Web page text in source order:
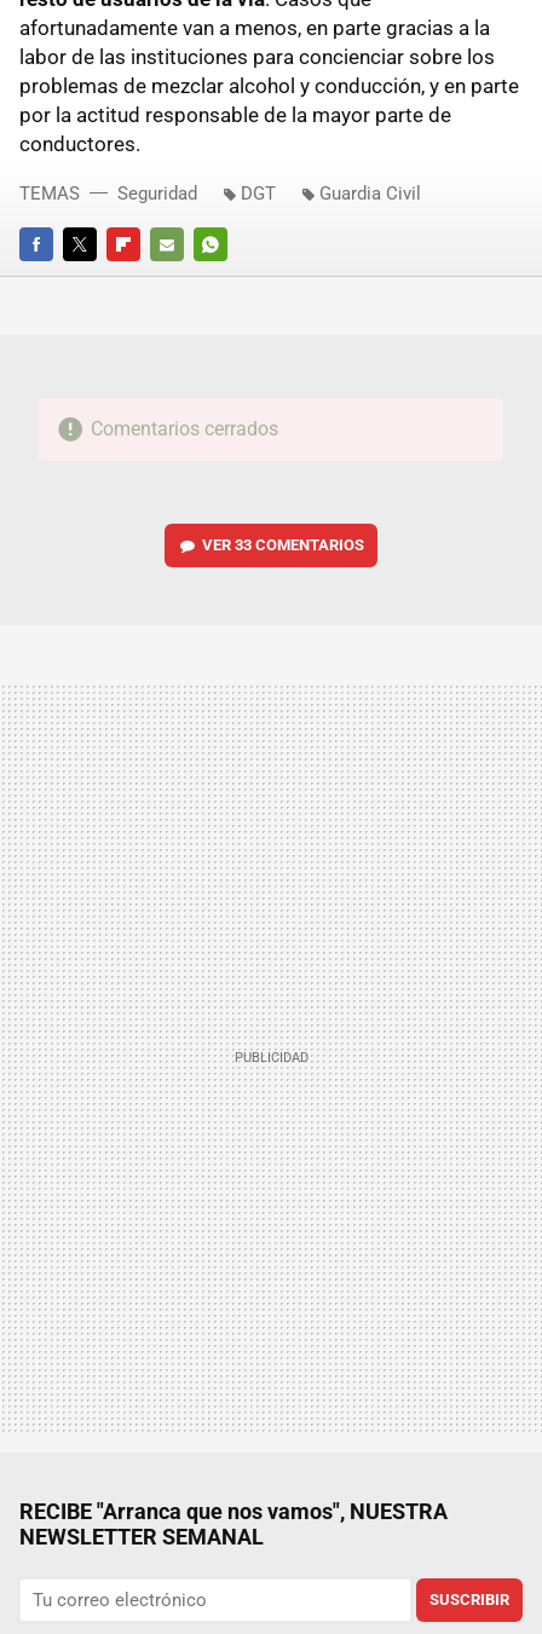
afortunadamente van a menos, en parte gracias a la
labor de las instituciones para concienciar sobre los
problemas de mezclar alcohol y conducción, y en parte
por la actitud responsable de la mayor parte de
conductores.
FACEBOOKTWITTERFLIPBOARD
E-
WHATSAPP
TEMAS Seguridad DGT Guardia Civil
Comentarios cerrados
VER 33 COMENTARIOS
RECIBE "Arranca que nos vamos", NUESTRA
NEWSLETTER SEMANAL
SUSCRIBIR